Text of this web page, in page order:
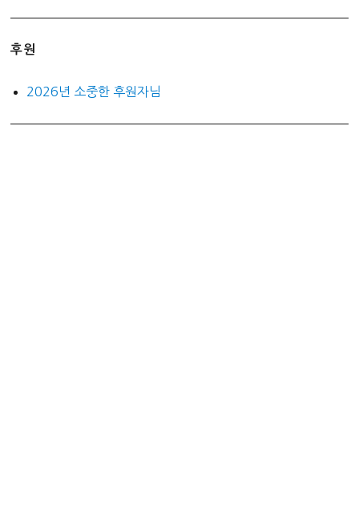
후원
2026년 소중한 후원자님